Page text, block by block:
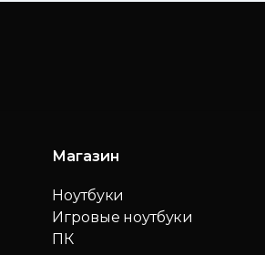
Магазин
Ноутбуки
Игровые ноутбуки
ПК